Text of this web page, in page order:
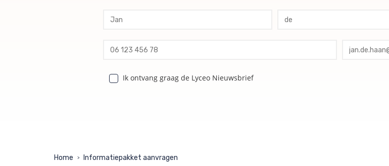
profile voornaam
profile tussenvoegsel
profile achternaam
profile telefoon
profile email
Ik ontvang graag de Lyceo Nieuwsbrief
Home > Informatiepakket aanvragen